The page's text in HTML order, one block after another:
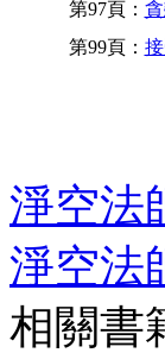
第97頁：
第99頁：
淨空法
淨空法
相關書